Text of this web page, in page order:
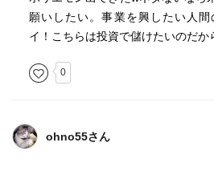
願いしたい。事業を興したい人
イ！こちらは投資で儲けたいのだか
0
ohno55さん